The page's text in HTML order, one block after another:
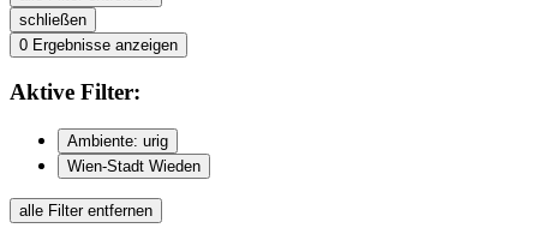
schließen
0 Ergebnisse anzeigen
Aktive Filter:
Ambiente: urig
Wien-Stadt Wieden
alle Filter entfernen